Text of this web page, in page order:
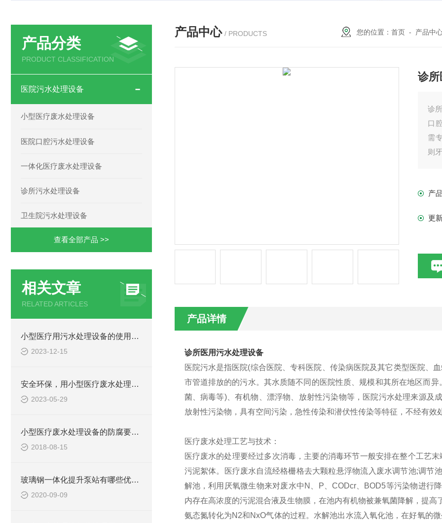
产品分类
PRODUCT CLASSIFICATION
医院污水处理设备
小型医疗废水处理设备
医院口腔污水处理设备
一体化医疗废水处理设备
诊所污水处理设备
卫生院污水处理设备
查看全部产品 >>
相关文章
RELATED ARTICLES
小型医疗用污水处理设备的使用注意事项
2023-12-15
安全环保，用小型医疗废水处理设备
2023-05-29
小型医疗废水处理设备的防腐要求你做到了吗
2018-08-15
玻璃钢一体化提升泵站有哪些优势呢？
2020-09-09
产品中心 / PRODUCTS 您的位置：首页 - 产品中
诊
诊
口
需
则
产
更
产品详情
诊所医用污水处理设备
医院污水是指医院(综合医院、专科医院、传染病医院及其它类型医院、
市管道排放的的污水。其水质随不同的医院性质、规模和其所在地区而
菌、病毒等)、有机物、漂浮物、放射性污染物等，医院污水处理来源及
放射性污染物，具有空间污染，急性传染和潜伏性传染等特征，不经有
医疗废水处理工艺与技术：
医疗废水的处理要经过多次消毒，主要的消毒环节一般安排在整个工艺
污泥絮体。医疗废水自流经格栅格去大颗粒悬浮物流入废水调节池;调节
解池，利用厌氧微生物来对废水中N、P、CODcr、BOD5等污染物进行
内存在高浓度的污泥混合液及生物膜，在池内有机物被兼氧菌降解，提
氨态氮转化为N2和NxO气体的过程。水解池出水流入氧化池，在好氧的